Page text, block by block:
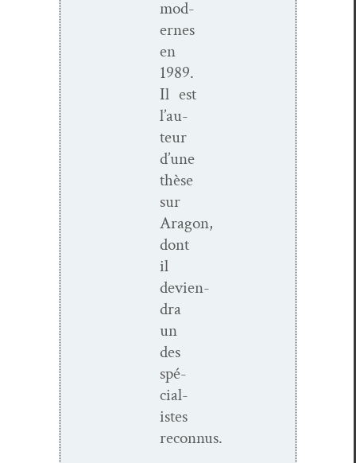
mod­
ernes
en
1989.
Il est
l’au­
teur
d’une
thèse
sur
Aragon,
dont
il
devien­
dra
un
des
spé­
cial­
istes
reconnus.